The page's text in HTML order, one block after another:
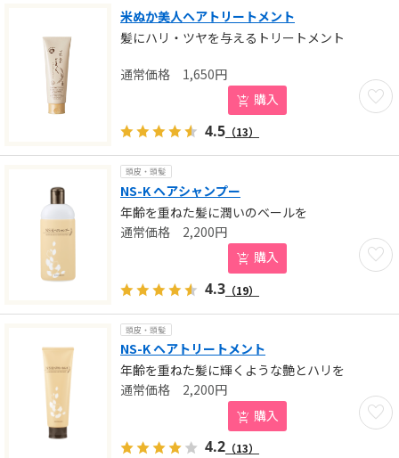
米ぬか美人ヘアトリートメント
髪にハリ・ツヤを与えるトリートメント
お気
1,650円
購入
4.5 （13）
頭皮・頭髪
NS-K ヘアシャンプー
年齢を重ねた髪に潤いのベールを
お気
2,200円
購入
4.3 （19）
頭皮・頭髪
NS-K ヘアトリートメント
年齢を重ねた髪に輝くような艶とハリを
お気
2,200円
購入
4.2 （13）